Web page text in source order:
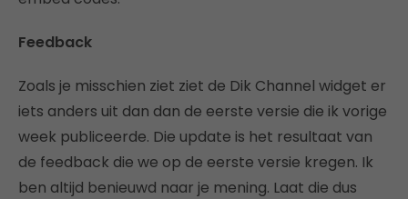
Feedback
Zoals je misschien ziet ziet de Dik Channel widget er
iets anders uit dan dan de eerste versie die ik vorige
week publiceerde. Die update is het resultaat van
de feedback die we op de eerste versie kregen. Ik
ben altijd benieuwd naar je mening. Laat die dus